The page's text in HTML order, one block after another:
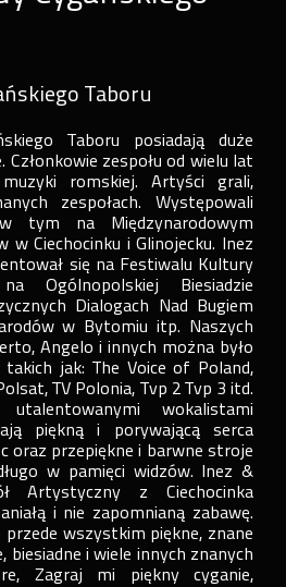
Taboru
Taboru posiadają duże
Członkowie zespołu od wielu lat
romskiej. Artyści grali,
zespołach. Występowali
tym na Międzynarodowym
Ciechocinku i Glinojecku. Inez
się na Festiwalu Kultury
Ogólnopolskiej Biesiadzie
Dialogach Nad Bugiem
w Bytomiu itp. Naszych
Angelo i innych można było
jak: The Voice of Poland,
TV Polonia, Tvp 2 Tvp 3 itd.
wokalistami
piękną i porywającą serca
oraz przepiękne i barwne stroje
w pamięci widzów. Inez &
Artystyczny z Ciechocinka
i nie zapomnianą zabawę.
wszystkim piękne, znane
biesiadne i wiele innych znanych
Zagraj mi piękny cyganie,